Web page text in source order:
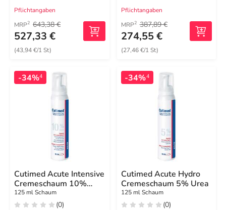
Pflichtangaben
MRP2 643,38 €
527,33 €
(43,94 €/1 St)
Pflichtangaben
MRP2 387,89 €
274,55 €
(27,46 €/1 St)
-34%4
Cutimed Acute Intensive
Cremeschaum 10%
Urea
125 ml Schaum
(0)
-34%4
Cutimed Acute Hydro
Cremeschaum 5% Urea
125 ml Schaum
(0)